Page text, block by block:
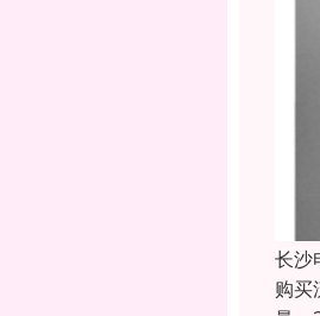
长沙
购买